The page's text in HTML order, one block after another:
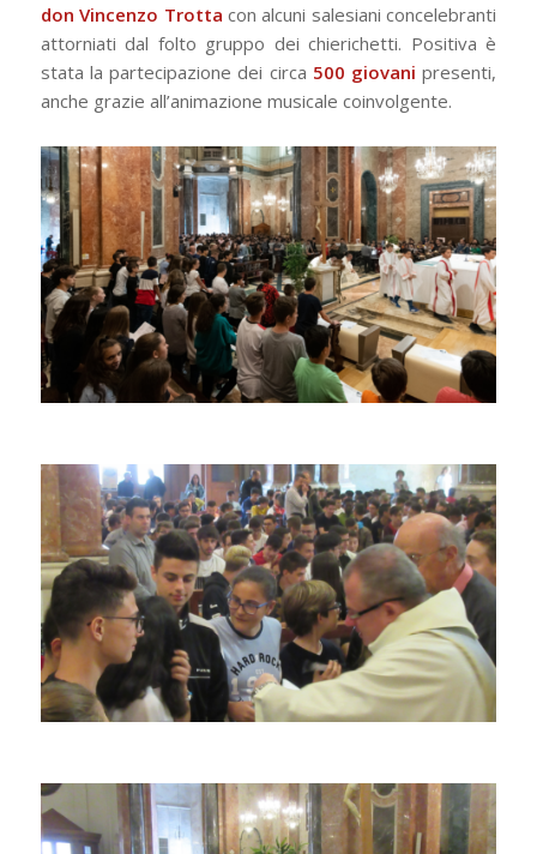
don Vincenzo Trotta con alcuni salesiani concelebranti
attorniati dal folto gruppo dei chierichetti. Positiva è
stata la partecipazione dei circa 500 giovani presenti,
anche grazie all’animazione musicale coinvolgente.